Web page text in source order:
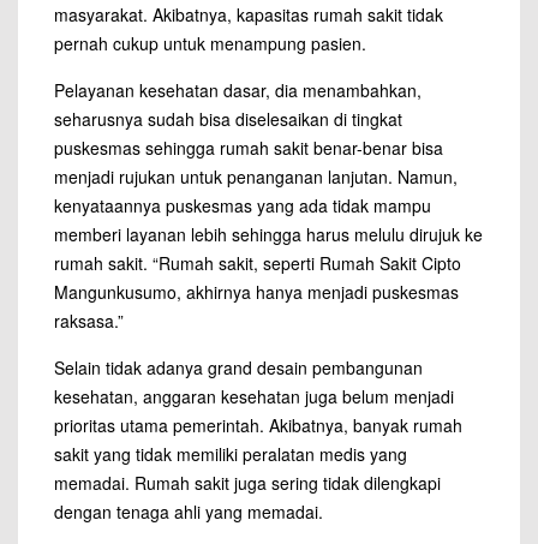
masyarakat. Akibatnya, kapasitas rumah sakit tidak
pernah cukup untuk menampung pasien.
Pelayanan kesehatan dasar, dia menambahkan,
seharusnya sudah bisa diselesaikan di tingkat
puskesmas sehingga rumah sakit benar-benar bisa
menjadi rujukan untuk penanganan lanjutan. Namun,
kenyataannya puskesmas yang ada tidak mampu
memberi layanan lebih sehingga harus melulu dirujuk ke
rumah sakit. “Rumah sakit, seperti Rumah Sakit Cipto
Mangunkusumo, akhirnya hanya menjadi puskesmas
raksasa.”
Selain tidak adanya grand desain pembangunan
kesehatan, anggaran kesehatan juga belum menjadi
prioritas utama pemerintah. Akibatnya, banyak rumah
sakit yang tidak memiliki peralatan medis yang
memadai. Rumah sakit juga sering tidak dilengkapi
dengan tenaga ahli yang memadai.